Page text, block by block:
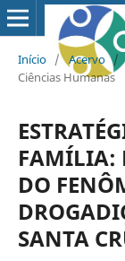
Início / Acervo /
Ciências Humanas
FAMÍLIA:
DO
SANTA